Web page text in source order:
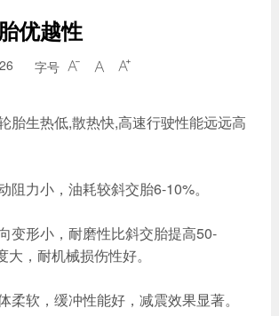
优越性
字号   
胎生热低,散热快,高速行驶性能远远高
阻力小，油耗较斜交胎6-10%。
变形小，耐磨性比斜交胎提高50-
大，耐机械损伤性好。
柔软，缓冲性能好，减震效果显著。